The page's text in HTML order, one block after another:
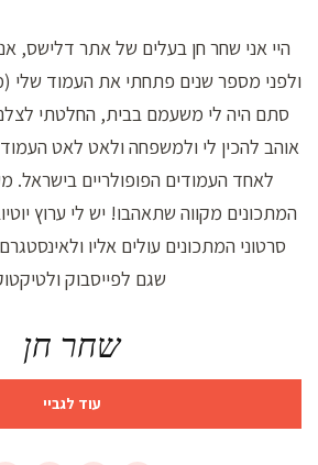
היי אני שחר חן בעלים של אתר דלישס,
ולפני מספר שנים פתחתי את העמוד שלי
סתם היה לי משעמם בבית, החלטתי
אוהב להכין לי ולמשפחה ולאט לאט
לאחד העמודים הפופולריים בישראל.
המתכונים מקווה שתאהבו! יש לי ערוץ
סרטוני המתכונים עולים אליו
שגם לפייסבוק
שחר חן
עוד לגביי